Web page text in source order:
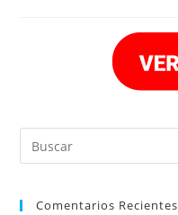
Comentarios Recientes